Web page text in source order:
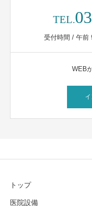
TEL.
受付時間 / 午前
WEB
トップ
医院設備